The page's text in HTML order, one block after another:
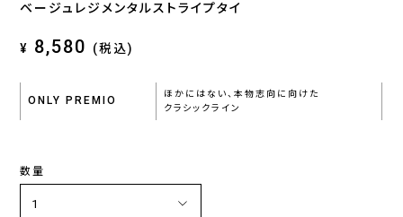
ベージュレジメンタルストライプタイ
¥ 8,580 (税込)
ONLY PREMIO
ほかにはない、本物志向に向けた
クラシックライン
数量